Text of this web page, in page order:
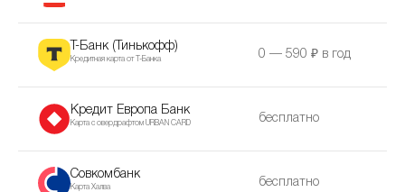
Т-Банк (Тинькофф)
Кредитная карта от Т-Банка 0 — 590 ₽ в год
Кредит Европа Банк
Карта с овердрафтом URBAN CARD бесплатно
Совкомбанк
Карта Халва бесплатно